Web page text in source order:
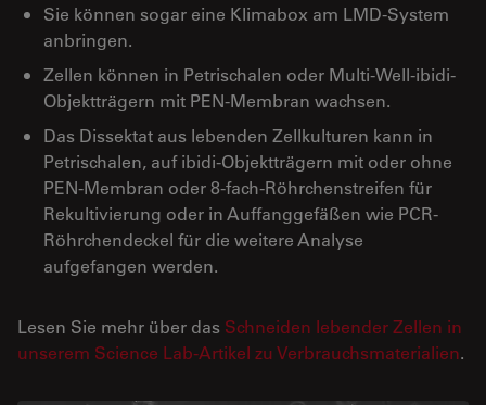
Sie können sogar eine Klimabox am LMD-System
anbringen.
Zellen können in Petrischalen oder Multi-Well-ibidi-
Objektträgern mit PEN-Membran wachsen.
Das Dissektat aus lebenden Zellkulturen kann in
Petrischalen, auf ibidi-Objektträgern mit oder ohne
PEN-Membran oder 8-fach-Röhrchenstreifen für
Rekultivierung oder in Auffanggefäßen wie PCR-
Röhrchendeckel für die weitere Analyse
aufgefangen werden.
Lesen Sie mehr über das Schneiden lebender Zellen in
unserem Science Lab-Artikel zu Verbrauchsmaterialien.